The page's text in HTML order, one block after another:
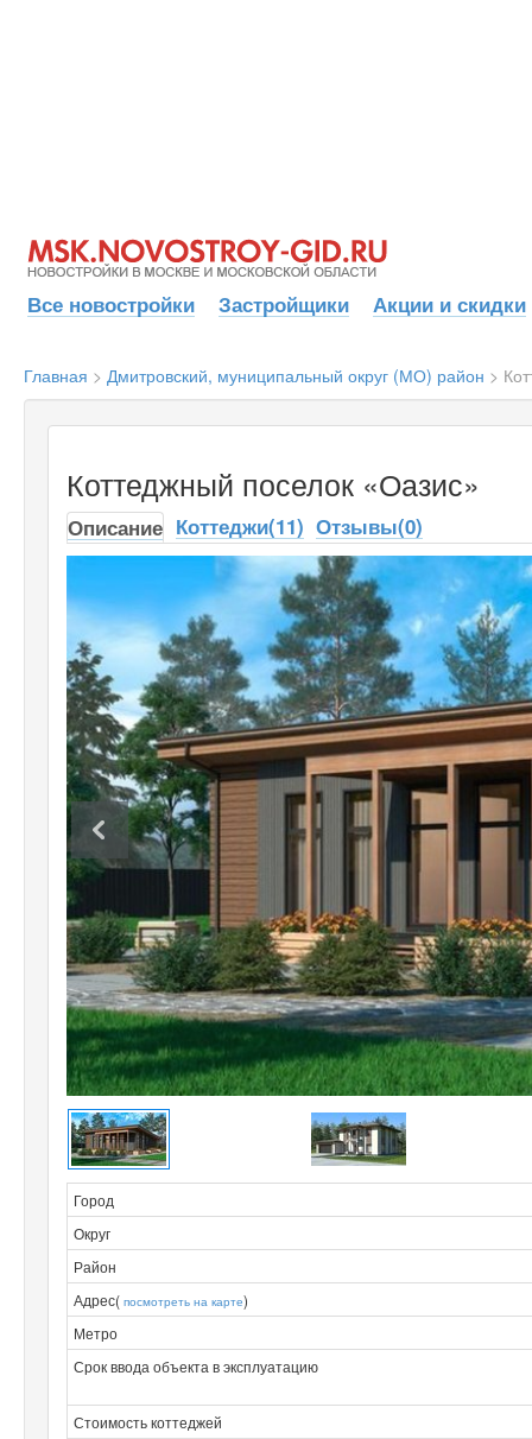
Все новостройки Застройщики Акции и скидки
Главная > Дмитровский, муниципальный округ (МО) район >
Коттеджный поселок «Оазис»
Описание Коттеджи(11) Отзывы(0)
Город
Округ
Район
Адрес( посмотреть на карте)
Метро
Срок ввода объекта в эксплуатацию
Стоимость коттеджей